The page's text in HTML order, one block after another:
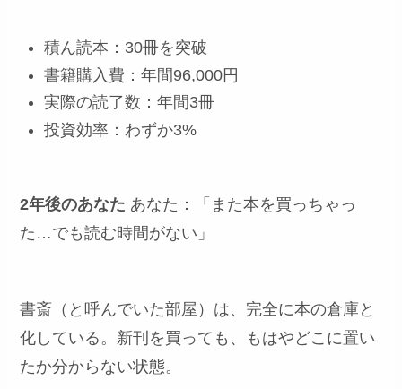
積ん読本：30冊を突破
書籍購入費：年間96,000円
実際の読了数：年間3冊
投資効率：わずか3%
2年後のあなた あなた：「また本を買っちゃっ
た…でも読む時間がない」
書斎（と呼んでいた部屋）は、完全に本の倉庫と
化している。新刊を買っても、もはやどこに置い
たか分からない状態。